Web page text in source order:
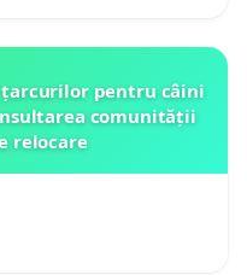
țarcurilor pentru câini
comunității
relocare